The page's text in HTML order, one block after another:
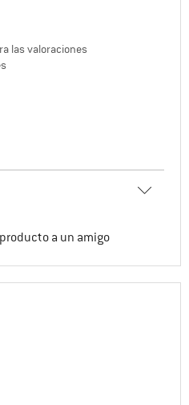
las valoraciones
a un amigo